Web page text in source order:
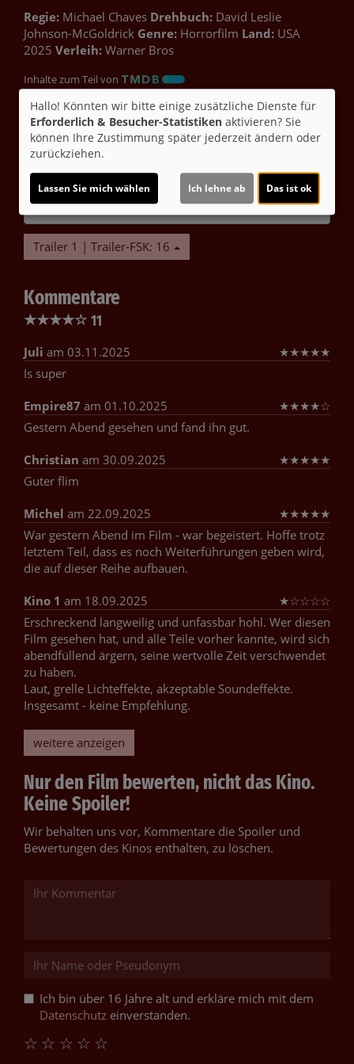
Regie: Michael Chaves Drehbuch: David Leslie
Johnson-McGoldrick Genre: Horrorfilm Land: USA
2025 Verleih: Warner Bros
Inhalte zum Teil von
© CINEPROG ...macht Lust auf Ihr Kino!
Möchten Sie von
bereitgestellte externe Inhalte laden?
Trailer 1 | Trailer-FSK: 16
Kommentare
★★★★☆ 11
Juli am 03.11.2025 ★★★★★
Is super
Empire87 am 01.10.2025 ★★★★☆
Gestern Abend gesehen und fand ihn gut.
Christian am 30.09.2025 ★★★★★
Guter flim
Michel am 22.09.2025 ★★★★★
War gestern Abend im Film - war begeistert. Hoffe trotz
letztem Teil, dass es noch Weiterführungen geben wird,
die auf dieser Reihe aufbauen.
Kino 1 am 18.09.2025 ★☆☆☆☆
Erschreckend langweilig und unfassbar hohl. Wer diesen
Film gesehen hat, und alle Teile vorher kannte, wird sich
abendfüllend ärgern, seine wertvolle Zeit verschwendet
zu haben.
Laut, grelle Lichteffekte, akzeptable Soundeffekte.
Insgesamt - keine Empfehlung.
weitere anzeigen
Nur den Film bewerten, nicht das Kino.
Keine Spoiler!
Wir behalten uns vor, Kommentare die Spoiler und
Bewertungen des Kinos enthalten, zu löschen.
Ich bin über 16 Jahre alt und erkläre mich mit dem
Datenschutz einverstanden.
☆
☆
☆
☆
☆
Hallo! Könnten wir bitte einige zusätzliche Dienste für
Erforderlich & Besucher-Statistiken aktivieren? Sie
können Ihre Zustimmung später jederzeit ändern oder
zurückziehen.
Lassen Sie mich wählen Ich lehne ab Das ist ok